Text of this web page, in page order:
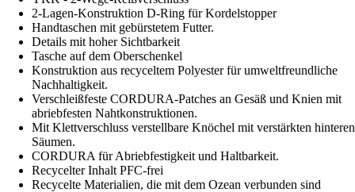
2-Lagen-Konstruktion D-Ring für Kordelstopper
Handtaschen mit gebürstetem Futter.
Details mit hoher Sichtbarkeit
Tasche auf dem Oberschenkel
Konstruktion aus recyceltem Polyester für umweltfreundliche
Nachhaltigkeit.
Verschleißfeste CORDURA-Patches an Gesäß und Knien mit
abriebfesten Nahtkonstruktionen.
Mit Klettverschluss verstellbare Knöchel mit verstärkten hinteren
Säumen.
CORDURA für Abriebfestigkeit und Haltbarkeit.
Recycelter Inhalt PFC-frei
Recycelte Materialien, die mit dem Ozean verbunden sind